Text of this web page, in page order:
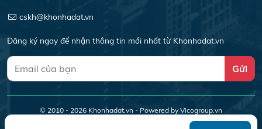
cskh@khonhadat.vn
Đăng ký ngay để nhận thông tin mới nhất từ Khonhadat.vn
Gửi
© 2010 - 2026 Khonhadat.vn - Powered by Vicogroup.vn